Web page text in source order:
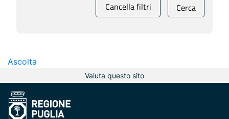
Cancella filtri Cerca
Ascolta
Valuta questo sito